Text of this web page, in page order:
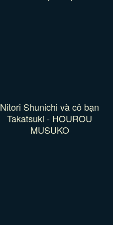
Nitori Shunichi và cô bạn
Takatsuki - HOUROU
MUSUKO